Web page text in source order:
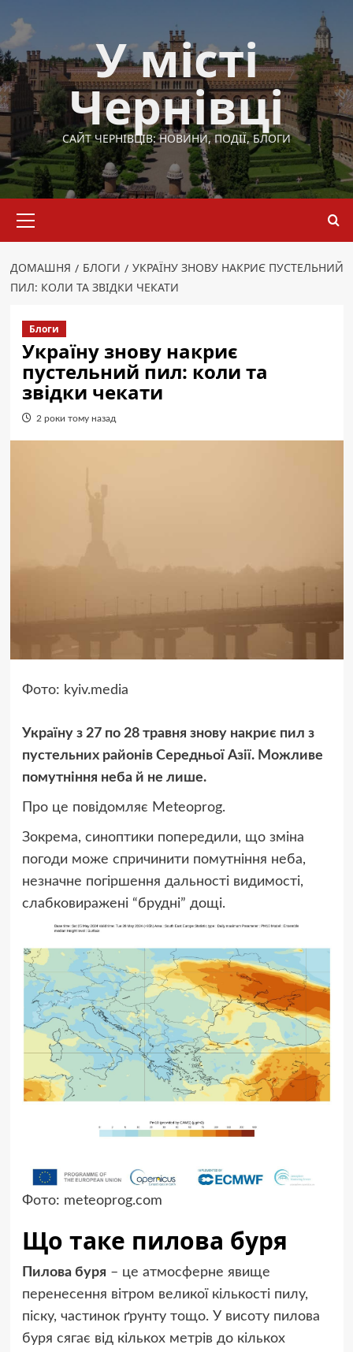
до
вмісту
У місті
Чернівці
САЙТ ЧЕРНІВЦІВ: НОВИНИ, ПОДІЇ, БЛОГИ
меню
ДОМАШНЯ БЛОГИ
УКРАЇНУ ЗНОВУ НАКРИЄ ПУСТЕЛЬНИЙ
ПИЛ: КОЛИ ТА ЗВІДКИ ЧЕКАТИ
Блоги
Україну знову накриє
пустельний пил: коли та
звідки чекати
2 роки тому назад
Фото: kyiv.media
Україну з 27 по 28 травня знову накриє пил з
пустельних районів Середньої Азії. Можливе
помутніння неба й не лише.
Про це повідомляє Meteoprog.
Зокрема, синоптики попередили, що зміна
погоди може спричинити помутніння неба,
незначне погіршення дальності видимості,
слабковиражені “брудні” дощі.
Фото: meteoprog.com
Що таке пилова буря
Пилова буря – це атмосферне явище
перенесення вітром великої кількості пилу,
піску, частинок ґрунту тощо. У висоту пилова
буря сягає від кількох метрів до кількох